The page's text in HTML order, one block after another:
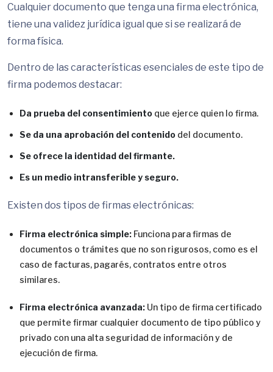
Cualquier documento que tenga una firma electrónica,
tiene una validez jurídica igual que si se realizará de
forma física.
Dentro de las características esenciales de este tipo de
firma podemos destacar:
Da prueba del consentimiento que ejerce quien lo firma.
Se da una aprobación del contenido del documento.
Se ofrece la identidad del firmante.
Es un medio intransferible y seguro.
Existen dos tipos de firmas electrónicas:
Firma electrónica simple: Funciona para firmas de
documentos o trámites que no son rigurosos, como es el
caso de facturas, pagarés, contratos entre otros
similares.
Firma electrónica avanzada: Un tipo de firma certificado
que permite firmar cualquier documento de tipo público y
privado con una alta seguridad de información y de
ejecución de firma.